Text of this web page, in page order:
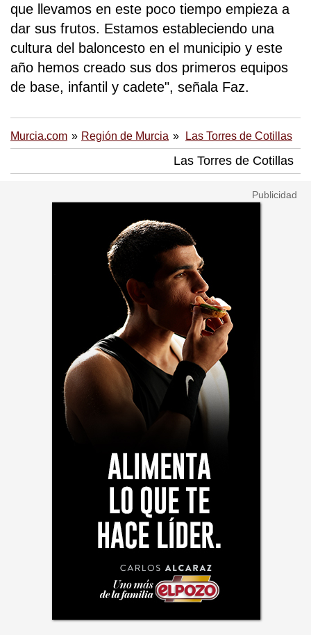
que llevamos en este poco tiempo empieza a
dar sus frutos. Estamos estableciendo una
cultura del baloncesto en el municipio y este
año hemos creado sus dos primeros equipos
de base, infantil y cadete", señala Faz.
Murcia.com Región de Murcia Las Torres de Cotillas
Las Torres de Cotillas